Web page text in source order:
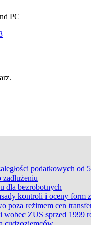
PC
podatkowych od
dla bezrobotnych
kontroli i oceny form
poza reżimem cen
wobec ZUS sprzed 1999